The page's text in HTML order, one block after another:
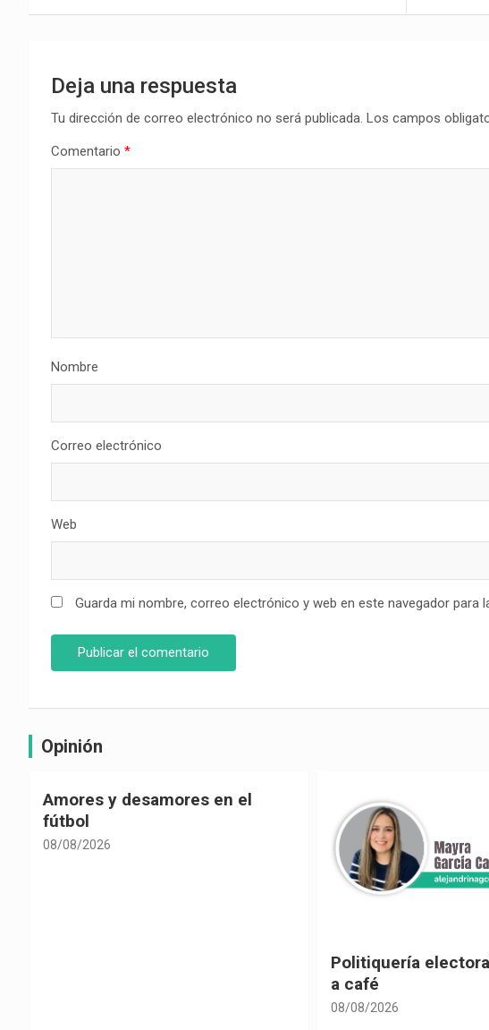
entradas
Deja una respuesta
Tu dirección de correo electrónico no será publicada. Los campos
Comentario *
Nombre
Correo electrónico
Web
Guarda mi nombre, correo electrónico y web en este navegador para
Opinión
Las consecuencias
despolitización
08/08/2026